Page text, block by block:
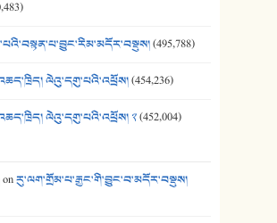
(495,788)
ལེའུ་དགུ་པའི་འཕྲོས།(454,236)
ལེའུ་དགུ་པའི་འཕྲོས། ༢(452,004)
onརུ་ལག་གྲོམ་པ་རྒྱང་གི་བྱུང་བ་མདོར་བསྡུས།